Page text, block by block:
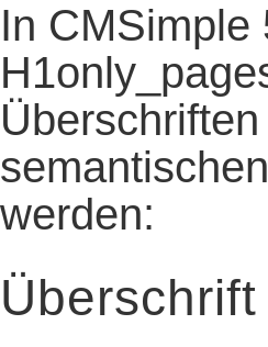
In CMSimple
werden:
Überschrift